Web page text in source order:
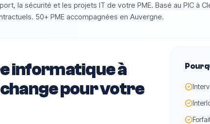
la sécurité et les projets IT de votre PME. Basé au PIC à
50+ PME accompagnées en Auvergne.
informatique à
pour votre